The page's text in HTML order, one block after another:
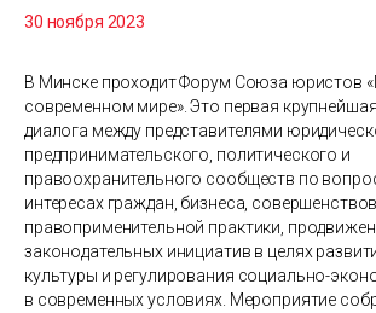
30 ноября 2023
В Минске проходит Форум Союза юристов
современном мире». Это первая
диалога между представителями
предпринимательского, политического и
правоохранительного сообществ по
интересах граждан, бизнеса,
правоприменительной практики,
законодательных инициатив в целях
культуры и регулирования социально-
в современных условиях. Мероприятие